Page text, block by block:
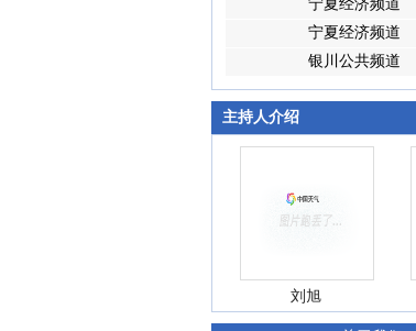
宁夏经济频道
宁夏经济频道
银川公共频道
主持人介绍
刘旭